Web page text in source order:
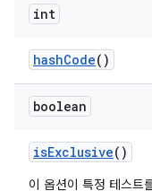
int
hashCode()
boolean
isExclusive()
이 옵션이 특정 테스트